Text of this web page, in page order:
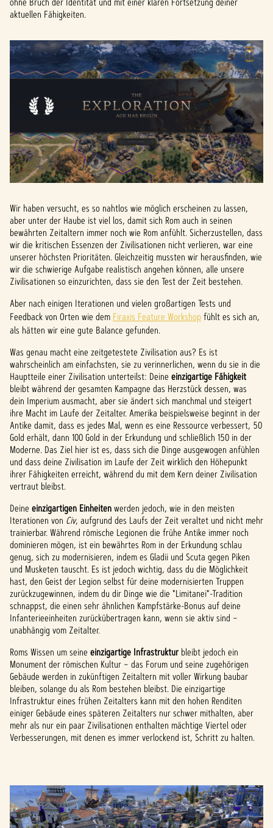
aktuellen Fähigkeiten.
Wir haben versucht, es so nahtlos wie möglich erscheinen zu lassen,
aber unter der Haube ist viel los, damit sich Rom auch in seinen
bewährten Zeitaltern immer noch wie Rom anfühlt. Sicherzustellen, dass
wir die kritischen Essenzen der Zivilisationen nicht verlieren, war eine
unserer höchsten Prioritäten. Gleichzeitig mussten wir herausfinden, wie
wir die schwierige Aufgabe realistisch angehen können, alle unsere
Zivilisationen so einzurichten, dass sie den Test der Zeit bestehen.
Aber nach einigen Iterationen und vielen großartigen Tests und
Feedback von Orten wie dem Firaxis Feature Workshopfühlt es sich an,
als hätten wir eine gute Balance gefunden.
Was genau macht eine zeitgetestete Zivilisation aus? Es ist
wahrscheinlich am einfachsten, sie zu verinnerlichen, wenn du sie in die
Hauptteile einer Zivilisation unterteilst: Deine einzigartige Fähigkeit
bleibt während der gesamten Kampagne das Herzstück dessen, was
dein Imperium ausmacht, aber sie ändert sich manchmal und steigert
ihre Macht im Laufe der Zeitalter. Amerika beispielsweise beginnt in der
Antike damit, dass es jedes Mal, wenn es eine Ressource verbessert, 50
Gold erhält, dann 100 Gold in der Erkundung und schließlich 150 in der
Moderne. Das Ziel hier ist es, dass sich die Dinge ausgewogen anfühlen
und dass deine Zivilisation im Laufe der Zeit wirklich den Höhepunkt
ihrer Fähigkeiten erreicht, während du mit dem Kern deiner Zivilisation
vertraut bleibst.
Deine einzigartigen Einheitenwerden jedoch, wie in den meisten
Iterationen von Civ, aufgrund des Laufs der Zeit veraltet und nicht mehr
trainierbar. Während römische Legionen die frühe Antike immer noch
dominieren mögen, ist ein bewährtes Rom in der Erkundung schlau
genug, sich zu modernisieren, indem es Gladii und Scuta gegen Piken
und Musketen tauscht. Es ist jedoch wichtig, dass du die Möglichkeit
hast, den Geist der Legion selbst für deine modernisierten Truppen
zurückzugewinnen, indem du dir Dinge wie die "Limitanei"-Tradition
schnappst, die einen sehr ähnlichen Kampfstärke-Bonus auf deine
Infanterieeinheiten zurückübertragen kann, wenn sie aktiv sind –
unabhängig vom Zeitalter.
Roms Wissen um seine einzigartige Infrastrukturbleibt jedoch ein
Monument der römischen Kultur – das Forum und seine zugehörigen
Gebäude werden in zukünftigen Zeitaltern mit voller Wirkung baubar
bleiben, solange du als Rom bestehen bleibst. Die einzigartige
Infrastruktur eines frühen Zeitalters kann mit den hohen Renditen
einiger Gebäude eines späteren Zeitalters nur schwer mithalten, aber
mehr als nur ein paar Zivilisationen enthalten mächtige Viertel oder
Verbesserungen, mit denen es immer verlockend ist, Schritt zu halten.